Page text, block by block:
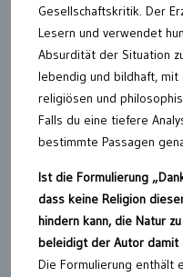
Gesellschaftskritik. Der
Lesern und verwendet
Absurdität der Situation
lebendig und bildhaft,
religiösen und
Falls du eine tiefere
bestimmte Passagen
Ist die Formulierung
dass keine Religion
hindern kann, die Natur
beleidigt der Autor damit
Die Formulierung enthält